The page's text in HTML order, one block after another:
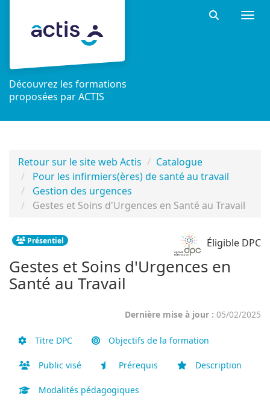
Découvrez les formations
proposées par ACTIS
Retour sur le site web Actis
Catalogue
Pour les infirmiers(ères) de santé au travail
Gestion des urgences
Gestes et Soins d'Urgences en Santé au Travail
Éligible DPC
Gestes et Soins d'Urgences en
Santé au Travail
Présentiel
Dernière mise à jour : 05/02/2025
Titre DPC Objectifs de la formation
Public visé Prérequis Description
Modalités pédagogiques